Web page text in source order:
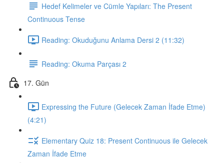
Hedef Kelimeler ve Cümle Yapıları: The Present
Continuous Tense
Reading: Okuduğunu Anlama Dersi 2 (11:32)
Reading: Okuma Parçası 2
17. Gün
Expressing the Future (Gelecek Zaman İfade Etme)
(4:21)
Elementary Quiz 18: Present Continuous ile Gelecek
Zaman İfade Etme